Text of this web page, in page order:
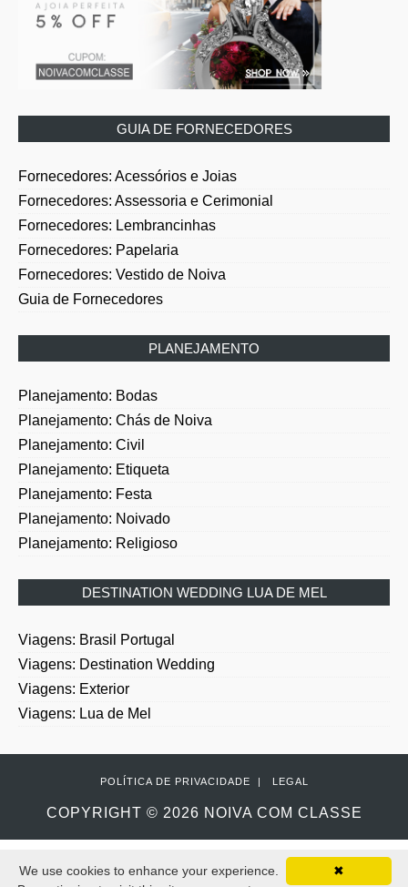
GUIA DE FORNECEDORES
Fornecedores: Acessórios e Joias
Fornecedores: Assessoria e Cerimonial
Fornecedores: Lembrancinhas
Fornecedores: Papelaria
Fornecedores: Vestido de Noiva
Guia de Fornecedores
PLANEJAMENTO
Planejamento: Bodas
Planejamento: Chás de Noiva
Planejamento: Civil
Planejamento: Etiqueta
Planejamento: Festa
Planejamento: Noivado
Planejamento: Religioso
DESTINATION WEDDING LUA DE MEL
Viagens: Brasil Portugal
Viagens: Destination Wedding
Viagens: Exterior
Viagens: Lua de Mel
POLÍTICA DE PRIVACIDADE | LEGAL
COPYRIGHT © 2026 NOIVA COM CLASSE
✖
We use cookies to enhance your experience.